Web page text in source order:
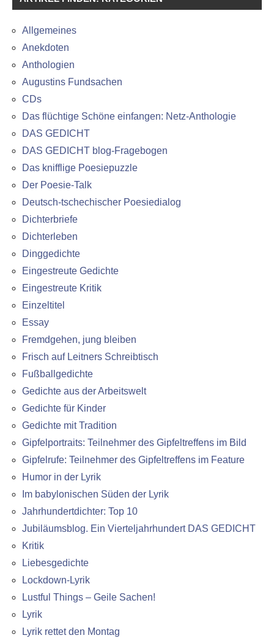
Allgemeines
Anekdoten
Anthologien
Augustins Fundsachen
CDs
Das flüchtige Schöne einfangen: Netz-Anthologie
DAS GEDICHT
DAS GEDICHT blog-Fragebogen
Das knifflige Poesiepuzzle
Der Poesie-Talk
Deutsch-tschechischer Poesiedialog
Dichterbriefe
Dichterleben
Dinggedichte
Eingestreute Gedichte
Eingestreute Kritik
Einzeltitel
Essay
Fremdgehen, jung bleiben
Frisch auf Leitners Schreibtisch
Fußballgedichte
Gedichte aus der Arbeitswelt
Gedichte für Kinder
Gedichte mit Tradition
Gipfelportraits: Teilnehmer des Gipfeltreffens im Bild
Gipfelrufe: Teilnehmer des Gipfeltreffens im Feature
Humor in der Lyrik
Im babylonischen Süden der Lyrik
Jahrhundertdichter: Top 10
Jubiläumsblog. Ein Vierteljahrhundert DAS GEDICHT
Kritik
Liebesgedichte
Lockdown-Lyrik
Lustful Things – Geile Sachen!
Lyrik
Lyrik rettet den Montag